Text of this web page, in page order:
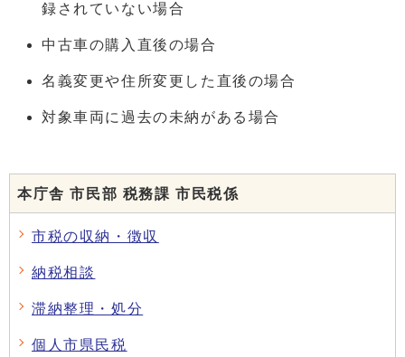
録されていない場合
中古車の購入直後の場合
名義変更や住所変更した直後の場合
対象車両に過去の未納がある場合
本庁舎 市民部 税務課 市民税係
市税の収納・徴収
納税相談
滞納整理・処分
個人市県民税